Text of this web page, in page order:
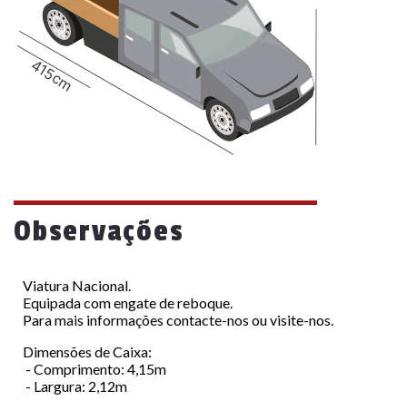
415cm
Observações
Viatura Nacional.
Equipada com engate de reboque.
Para mais informações contacte-nos ou visite-nos.
Dimensões de Caixa:
- Comprimento: 4,15m
- Largura: 2,12m